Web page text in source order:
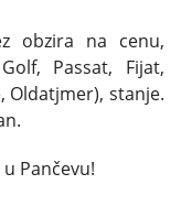
obzira na cenu,
Passat, Fijat,
Oldatjmer), stanje.
Pančevu!